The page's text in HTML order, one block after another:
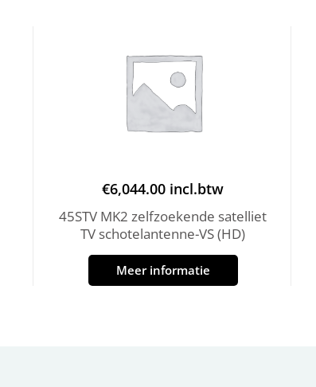
€6,044.00 incl.btw
45STV MK2 zelfzoekende satelliet
TV schotelantenne-VS (HD)
Meer informatie